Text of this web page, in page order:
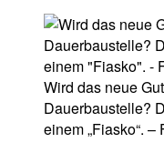
Wird das neue
Dauerbaustelle?
einem „Fiasko“. –